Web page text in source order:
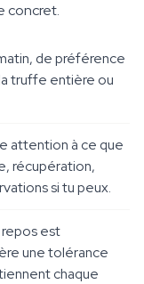
concret.
de préférence
truffe entière ou
attention à ce que
récupération,
si tu peux.
est
une tolérance
chaque